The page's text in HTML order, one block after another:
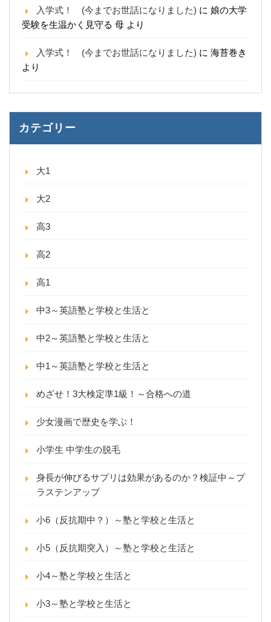
入学式！ (今までお世話になりました) に 娘の大学
受験を生温かく見守る 母 より
入学式！ (今までお世話になりました) に 海苔巻き
より
カテゴリー
大1
大2
高3
高2
高1
中3～英語塾と学校と生活と
中2～英語塾と学校と生活と
中1～英語塾と学校と生活と
めざせ！3大検定準1級！～合格への道
少女漫画で歴史を学ぶ！
小学生 中学生の脱毛
身長が伸びるサプリは効果があるのか？検証中～プ
ラステンアップ
小6（反抗期中？）～塾と学校と生活と
小5（反抗期突入）～塾と学校と生活と
小4～塾と学校と生活と
小3～塾と学校と生活と